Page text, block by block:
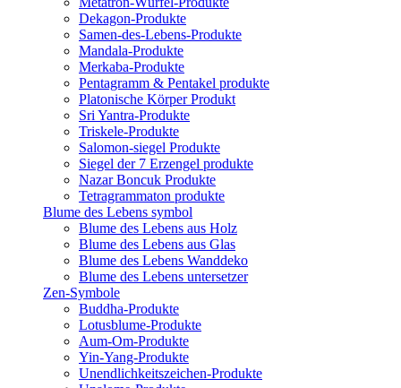
Dekagon-Produkte
Samen-des-Lebens-Produkte
Mandala-Produkte
Merkaba-Produkte
Pentagramm & Pentakel produkte
Platonische Körper Produkt
Sri Yantra-Produkte
Triskele-Produkte
Salomon-siegel Produkte
Siegel der 7 Erzengel produkte
Nazar Boncuk Produkte
Tetragrammaton produkte
Blume des Lebens symbol​
Blume des Lebens aus Holz
Blume des Lebens aus Glas
Blume des Lebens Wanddeko
Blume des Lebens untersetzer
Zen-Symbole
Buddha-Produkte
Lotusblume-Produkte
Aum-Om-Produkte
Yin-Yang-Produkte
Unendlichkeitszeichen-Produkte